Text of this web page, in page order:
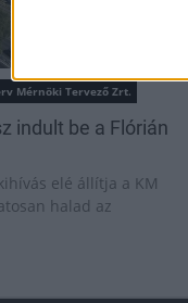
Mérnöki Tervező Zrt.
indult be a Flórián
elé állítja a KM
halad az